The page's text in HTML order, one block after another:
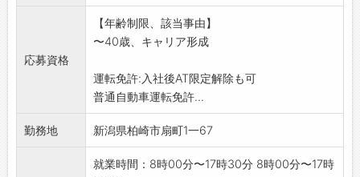
※作業に必要な資格取得援助制度があります。
(費用会社負担)
※現場の範囲は柏崎市、刈羽村、上越市、十日
す。転勤はありません。
※変更範囲:変更なし
応募資格
【年齢制限、該当事由】
〜40歳、キャリア形成
運転免許:入社後AT限定解除も可
普通自動車運転免許...
勤務地 新潟県柏崎市扇町1一67
就業時間：8時00分〜17時30分 8時00分〜17時